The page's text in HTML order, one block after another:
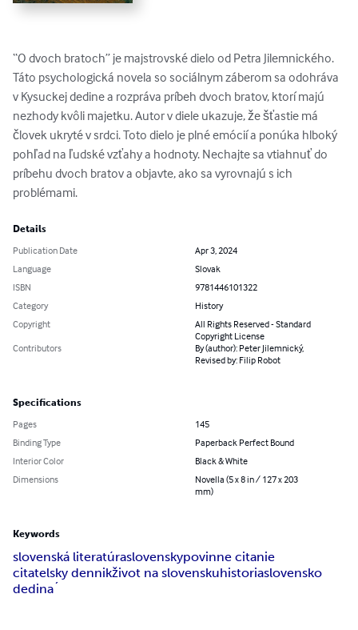
“O dvoch bratoch” je majstrovské dielo od Petra Jilemnického.
Táto psychologická novela so sociálnym záberom sa odohráva
v Kysuckej dedine a rozpráva príbeh dvoch bratov, ktorí majú
nezhody kvôli majetku. Autor v diele ukazuje, že šťastie má
človek ukryté v srdci. Toto dielo je plné emócií a ponúka hlboký
pohľad na ľudské vzťahy a hodnoty. Nechajte sa vtiahnuť do
príbehu dvoch bratov a objavte, ako sa vyrovnajú s ich
problémami.
Details
Publication Date
Apr 3, 2024
Language
Slovak
ISBN
9781446101322
Category
History
Copyright
All Rights Reserved - Standard
Copyright License
Contributors
By (author): Peter Jilemnický,
Revised by: Filip Robot
Specifications
Pages
145
Binding Type
Paperback Perfect Bound
Interior Color
Black & White
Dimensions
Novella (5 x 8 in / 127 x 203
mm)
Keywords
slovenská literatúraslovenskypovinne citanie
citatelsky dennikživot na slovenskuhistoriaslovensko
dedina´